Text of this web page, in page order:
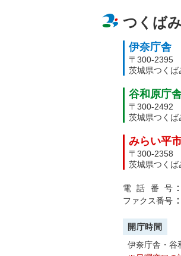
つくば
伊奈庁舎
〒300-2395
茨城県つく
谷和原庁
〒300-2492
茨城県つく
みらい平
〒300-2358
茨城県つくば
電話番号
ファクス番号
開庁時間
伊奈庁舎・谷